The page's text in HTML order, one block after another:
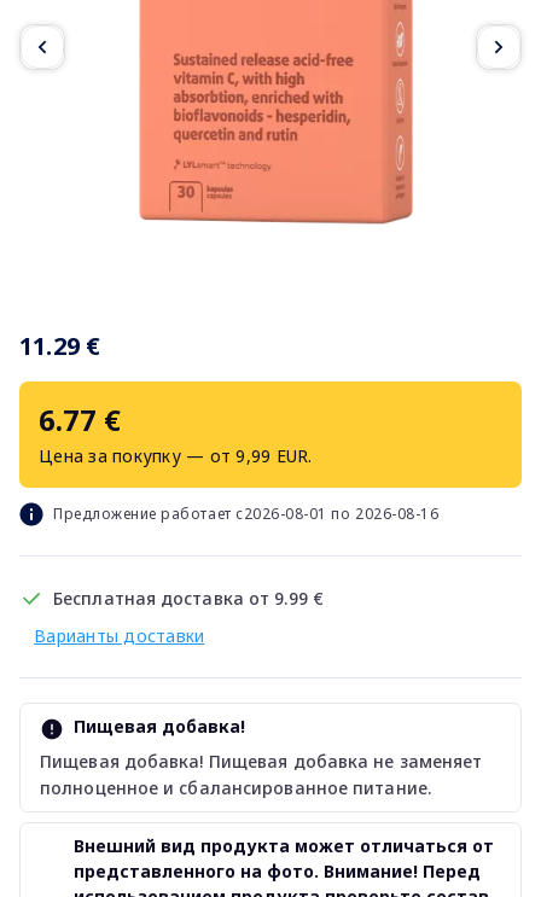
11.29 €
6.77 €
Цена за покупку — от 9,99 EUR.
Предложение работает с2026-08-01 по 2026-08-16
Бесплатная доставка от 9.99 €
Варианты доставки
Пищевая добавка!
Пищевая добавка! Пищевая добавка не заменяет
полноценное и сбалансированное питание.
Внешний вид продукта может отличаться от
представленного на фото. Внимание! Перед